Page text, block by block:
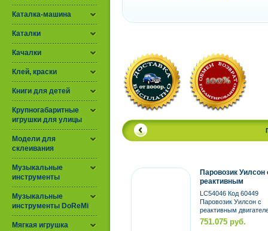
Каталка-машина
Каталки
Качалки
Клей, краски
Книги для детей
Крупногабаритные
игрушки для улицы
Модели для
склеивания
Музыкальные
инструменты
Музыкальные
инструменты DoReMi
Мягкая игрушка
Паровозик Уилсон
реактивным
двигателем (со
и звуком)
LC54046 Код 60449
Паровозик Уилсон с
реактивным
(со светом и звуком)
Производитель:
751.075 руб.